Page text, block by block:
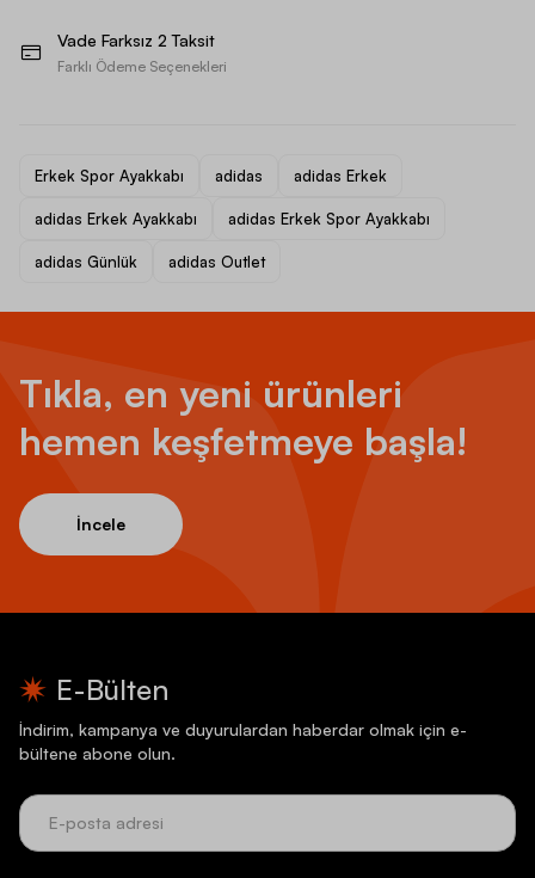
Vade Farksız 2 Taksit
Farklı Ödeme Seçenekleri
Erkek Spor Ayakkabı adidas adidas Erkek
adidas Erkek Ayakkabı adidas Erkek Spor Ayakkabı
adidas Günlük adidas Outlet
Tıkla, en yeni ürünleri
hemen keşfetmeye başla!
İncele
E-Bülten
İndirim, kampanya ve duyurulardan haberdar olmak için e-
bültene abone olun.